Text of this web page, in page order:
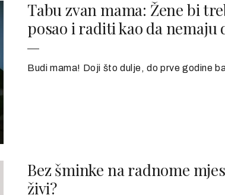
Tabu zvan mama: Žene bi
posao i raditi kao da nemaju
Budi mama! Doji što dulje, do prve godine
Bez šminke na radnome
živi?